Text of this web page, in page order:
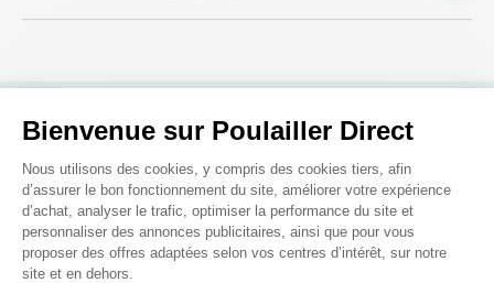
Bienvenue sur Poulailler Direct
Plateforme de Gestion du
Nous utilisons des cookies, y compris des cookies tiers, afin
d’assurer le bon fonctionnement du site, améliorer votre expérience
d’achat, analyser le trafic, optimiser la performance du site et
personnaliser des annonces publicitaires, ainsi que pour vous
proposer des offres adaptées selon vos centres d’intérêt, sur notre
site et en dehors.
questions ;)
Posez-nous vos questions